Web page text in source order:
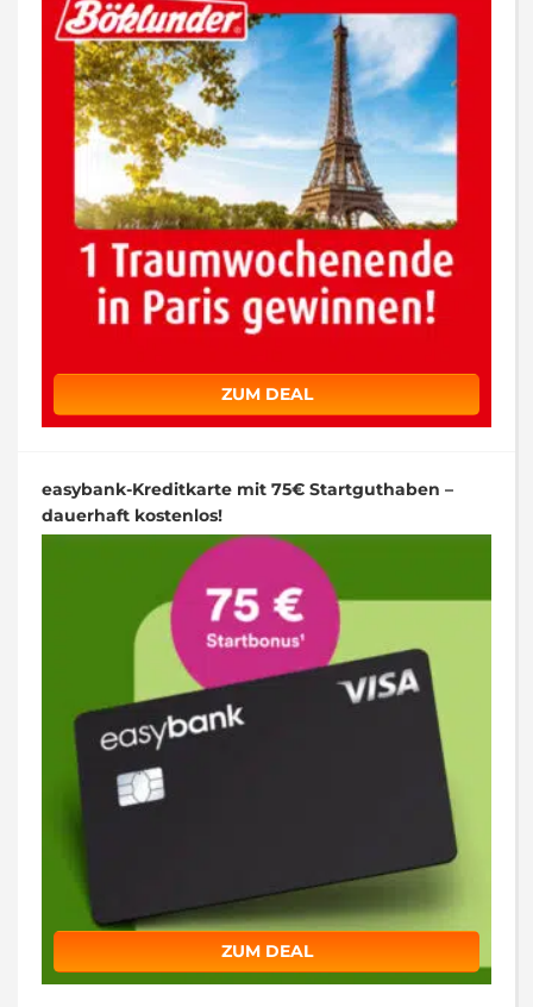
ZUM DEAL
easybank-Kreditkarte mit 75€ Startguthaben –
dauerhaft kostenlos!
ZUM DEAL